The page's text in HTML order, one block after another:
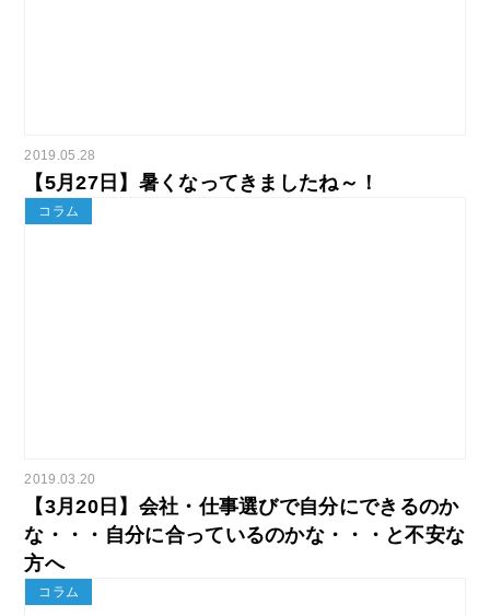
2019.05.28
【5月27日】暑くなってきましたね～！
コラム
2019.03.20
【3月20日】会社・仕事選びで自分にできるのか
な・・・自分に合っているのかな・・・と不安な
方へ
コラム